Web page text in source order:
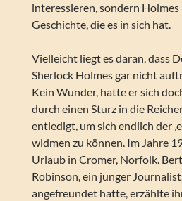
interessieren, sondern Holmes
Geschichte, die es in sich hat.
Vielleicht liegt es daran, dass
Sherlock Holmes gar nicht
Kein Wunder, hatte er sich
durch einen Sturz in die
entledigt, um sich endlich der
widmen zu können. Im Jahre
Urlaub in Cromer, Norfolk.
Robinson, ein junger
angefreundet hatte, erzählte